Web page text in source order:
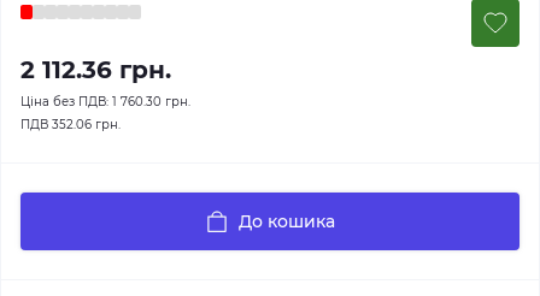
2 112.36 грн.
Ціна без ПДВ: 1 760.30 грн.
ПДВ 352.06 грн.
До кошика